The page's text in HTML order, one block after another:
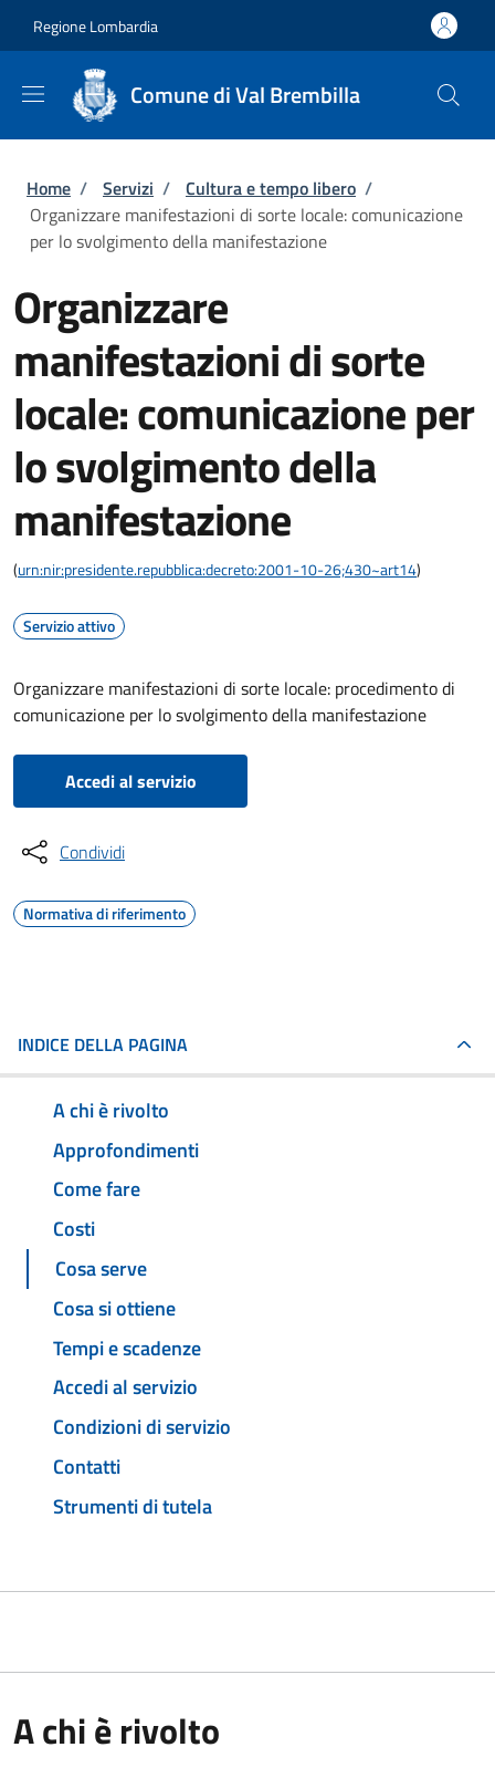
Regione Lombardia
Comune di Val Brembilla
Briciole di pane
Home / Servizi / Cultura e tempo libero /
Organizzare manifestazioni di sorte locale: comunicazione
per lo svolgimento della manifestazione
Organizzare
manifestazioni di sorte
locale: comunicazione per
lo svolgimento della
manifestazione
(urn:nir:presidente.repubblica:decreto:2001-10-26;430~art14)
Servizio attivo
Organizzare manifestazioni di sorte locale: procedimento di
comunicazione per lo svolgimento della manifestazione
Accedi al servizio
Condividi
Normativa di riferimento
INDICE DELLA PAGINA
A chi è rivolto
Approfondimenti
Come fare
Costi
Cosa serve
Cosa si ottiene
Tempi e scadenze
Accedi al servizio
Condizioni di servizio
Contatti
Strumenti di tutela
A chi è rivolto